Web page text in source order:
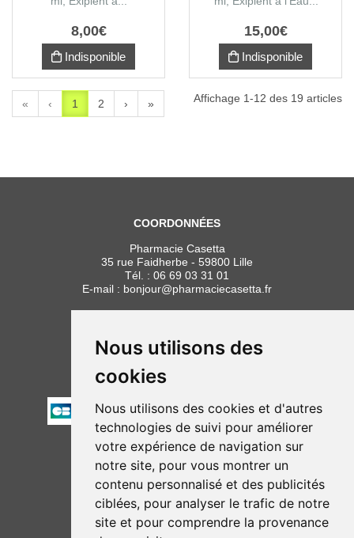
Nous utilisons des
cookies
Nous utilisons des cookies et d'autres
technologies de suivi pour améliorer
votre expérience de navigation sur
notre site, pour vous montrer un
contenu personnalisé et des publicités
ciblées, pour analyser le trafic de notre
site et pour comprendre la provenance
8,00€
Indisponible
15,00€
Indisponible
« ‹ 1 2 › » Affichage 1-12 des 19 articles
COORDONNÉES
Pharmacie Casetta
35 rue Faidherbe - 59800 Lille
Tél. : 06 69 03 31 01
E-mail : bonjour@pharmaciecasetta.fr
HORAIRES
Lundi au vendredi : 8h30 à 19h30
Samedi : 9h00 à 19h30
PAIEMENT
NOUS SUIVRE